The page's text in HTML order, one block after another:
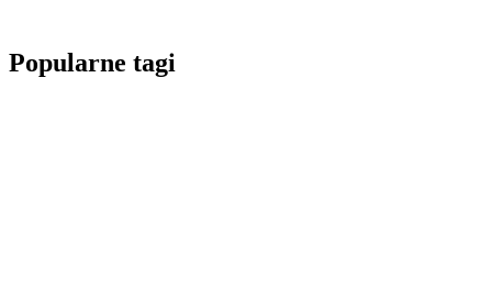
Popularne tagi